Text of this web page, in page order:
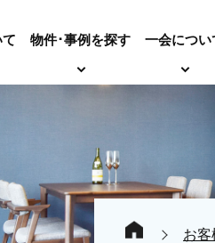
物件･事例を探す 一会につい
お客